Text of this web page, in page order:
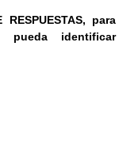
RESPUESTAS, para
identificar